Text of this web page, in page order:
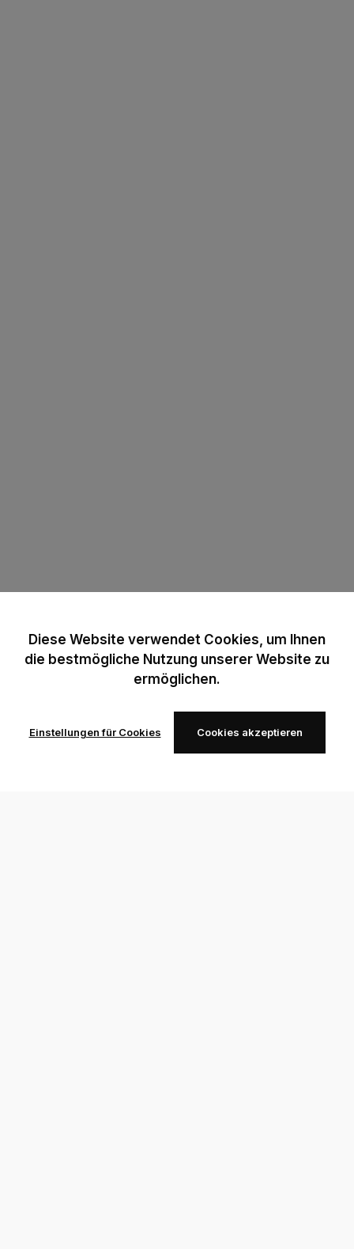
Diese Website verwendet Cookies, um Ihnen
die bestmögliche Nutzung unserer Website zu
ermöglichen.
Einstellungen für Cookies Cookies akzeptieren